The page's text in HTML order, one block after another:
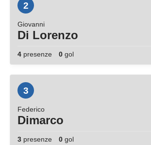
2
Giovanni
Di Lorenzo
4 presenze 0 gol
3
Federico
Dimarco
3 presenze 0 gol